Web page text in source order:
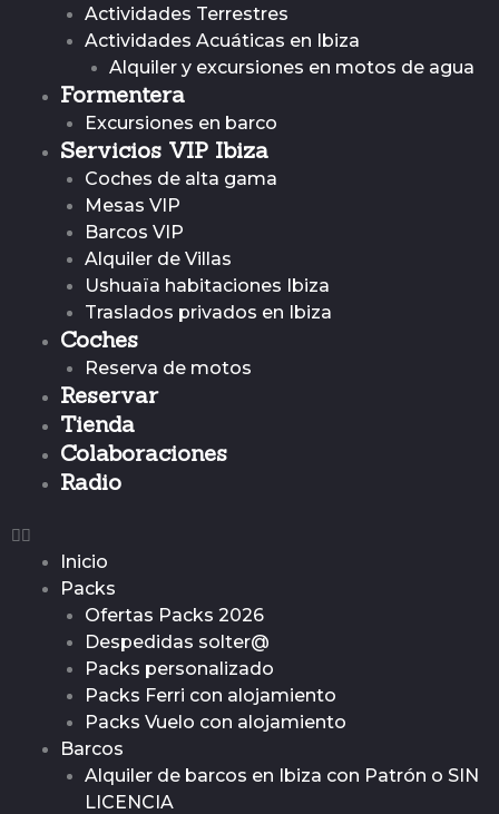
Actividades Terrestres
Actividades Acuáticas en Ibiza
Alquiler y excursiones en motos de agua
Formentera
Excursiones en barco
Servicios VIP Ibiza
Coches de alta gama
Mesas VIP
Barcos VIP
Alquiler de Villas
Ushuaïa habitaciones Ibiza
Traslados privados en Ibiza
Coches
Reserva de motos
Reservar
Tienda
Colaboraciones
Radio
Inicio
Packs
Ofertas Packs 2026
Despedidas solter@
Packs personalizado
Packs Ferri con alojamiento
Packs Vuelo con alojamiento
Barcos
Alquiler de barcos en Ibiza con Patrón o SIN
LICENCIA